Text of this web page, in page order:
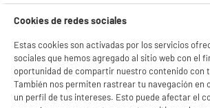
★★★★★
★★★★★
Tipo : Máquina de cortar el
Autonomía : 150 m
14€96
Cookies de redes sociales
Estas cookies son activadas por los servicios
sociales que hemos agregado al sitio web con el
oportunidad de compartir nuestro contenido con
También nos permiten rastrear tu navegación en
un perfil de tus intereses. Esto puede afectar el